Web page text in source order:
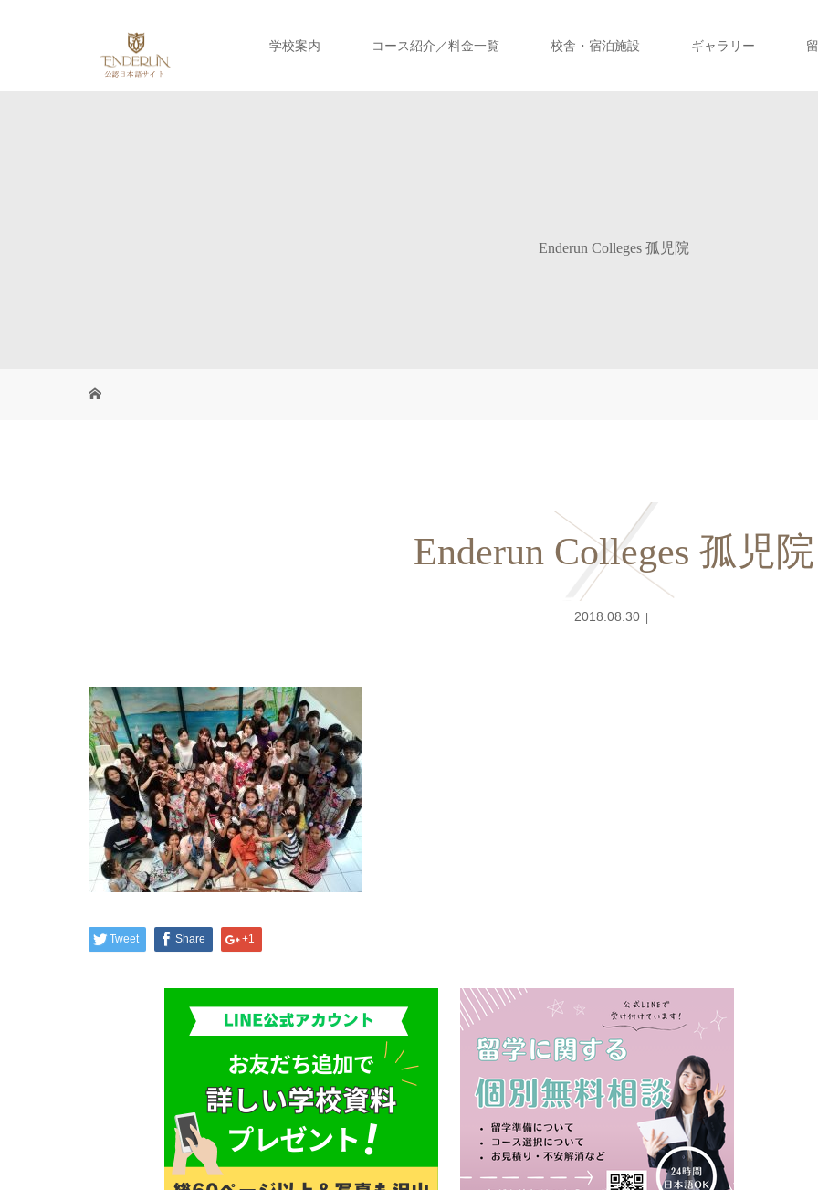
学校案内 コース紹介／料金一覧 校舎・宿泊施設 ギャラリー
Enderun Colleges 孤児院
Enderun Colleges 孤児院
2018.08.30
Tweet Share +1